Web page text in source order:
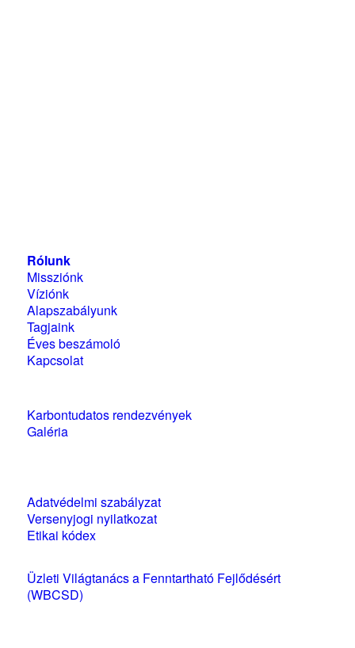
Rólunk
Missziónk
Víziónk
Alapszabályunk
Tagjaink
Éves beszámoló
Kapcsolat
Karbontudatos rendezvények
Galéria
Adatvédelmi szabályzat
Versenyjogi nyilatkozat
Etikai kódex
Üzleti Világtanács a Fenntartható Fejlődésért
(WBCSD)